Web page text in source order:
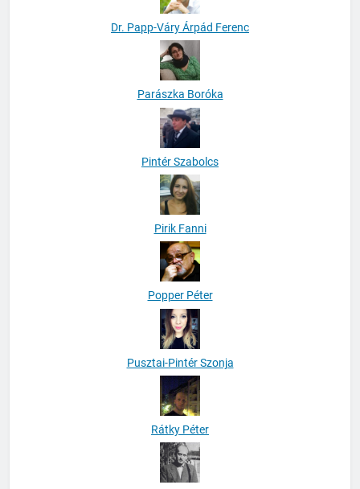
Dr. Papp-Váry Árpád Ferenc
Parászka Boróka
Pintér Szabolcs
Pirik Fanni
Popper Péter
Pusztai-Pintér Szonja
Rátky Péter